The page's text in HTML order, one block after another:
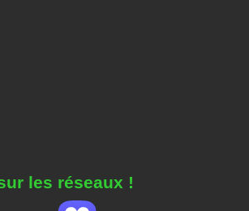
les réseaux !